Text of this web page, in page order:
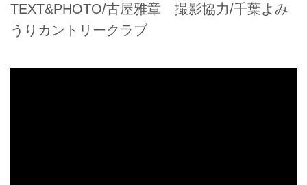
TEXT&PHOTO/古屋雅章 撮影協力/千葉よみ
うりカントリークラブ